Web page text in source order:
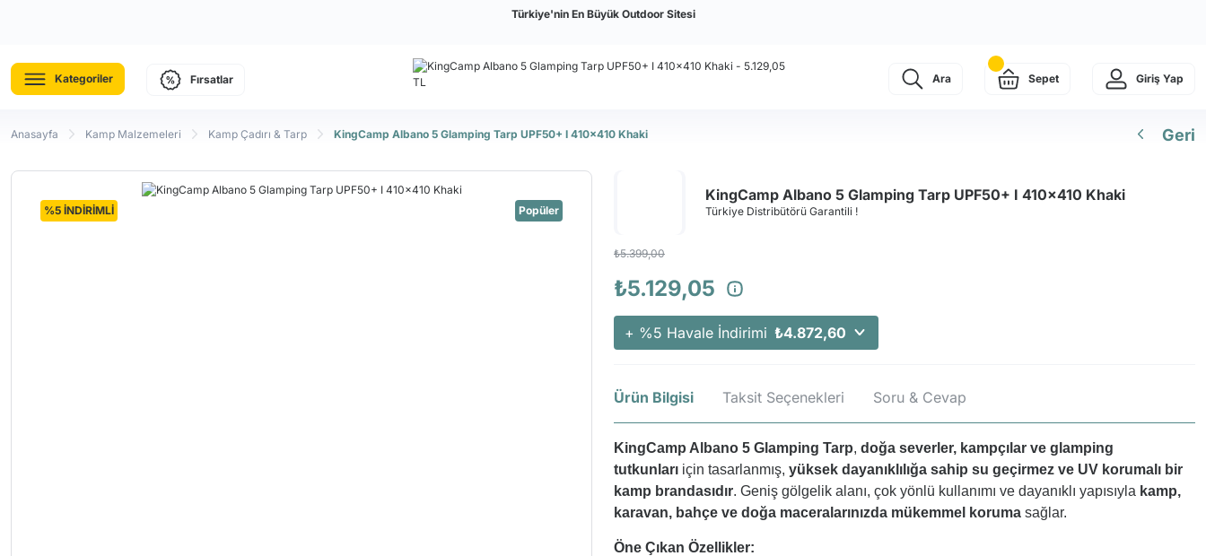
Türkiye'nin En Büyük Outdoor Sitesi
Kategoriler Fırsatlar Ara Sepet Giriş Yap
Anasayfa Kamp Malzemeleri Kamp Çadırı & Tarp KingCamp Albano 5 Glamping Tarp UPF50+ I 410x410 Khaki Geri
Popüler
%5 İNDİRİMLİ
KingCamp Albano 5 Glamping Tarp UPF50+ I 410x410 Khaki
Türkiye Distribütörü Garantili !
₺5.399,00
₺5.129,05
+ %5 Havale İndirimi ₺4.872,60
Ürün Bilgisi Taksit Seçenekleri Soru & Cevap
KingCamp Albano 5 Glamping Tarp, doğa severler, kampçılar ve glamping
tutkunları için tasarlanmış, yüksek dayanıklılığa sahip su geçirmez ve UV korumalı bir
kamp brandasıdır. Geniş gölgelik alanı, çok yönlü kullanımı ve dayanıklı yapısıyla kamp,
karavan, bahçe ve doğa maceralarınızda mükemmel koruma sağlar.
Öne Çıkan Özellikler: